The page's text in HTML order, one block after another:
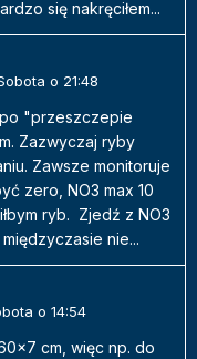
się nakręciłem...
o 21:48
"przeszczepie
Zazwyczaj ryby
Zawsze monitoruje
zero, NO3 max 10
ryb. Zjedź z NO3
nie...
o 14:54
cm, więc np. do